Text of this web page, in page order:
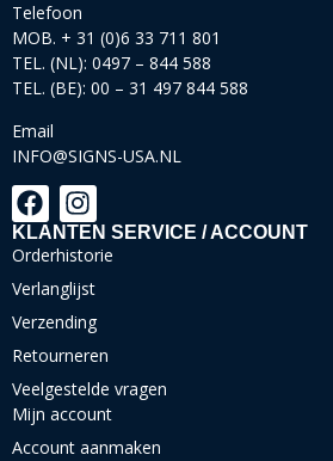
Telefoon
MOB. + 31 (0)6 33 711 801
TEL. (NL): 0497 – 844 588
TEL. (BE): 00 – 31 497 844 588
Email
INFO@SIGNS-USA.NL
KLANTEN SERVICE / ACCOUNT
Orderhistorie
Verlanglijst
Verzending
Retourneren
Veelgestelde vragen
Mijn account
Account aanmaken